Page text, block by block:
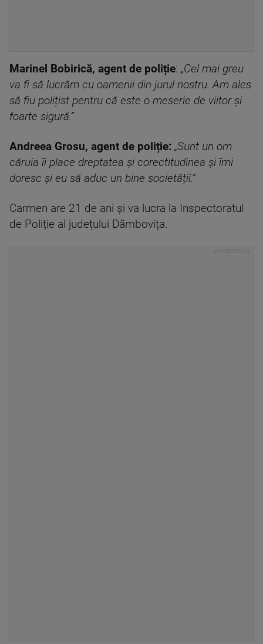
Marinel Bobirică, agent de poliție: „Cel mai greu
va fi să lucrăm cu oamenii din jurul nostru. Am ales
să fiu polițist pentru că este o meserie de viitor și
foarte sigură.”
Andreea Grosu, agent de poliție: „Sunt un om
căruia îi place dreptatea și corectitudinea și îmi
doresc și eu să aduc un bine societății.”
Carmen are 21 de ani și va lucra la Inspectoratul
de Poliție al județului Dâmbovița.